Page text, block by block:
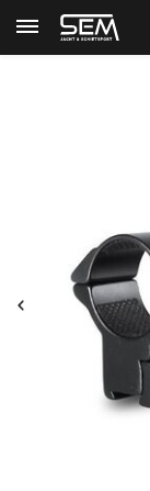
Terug Home